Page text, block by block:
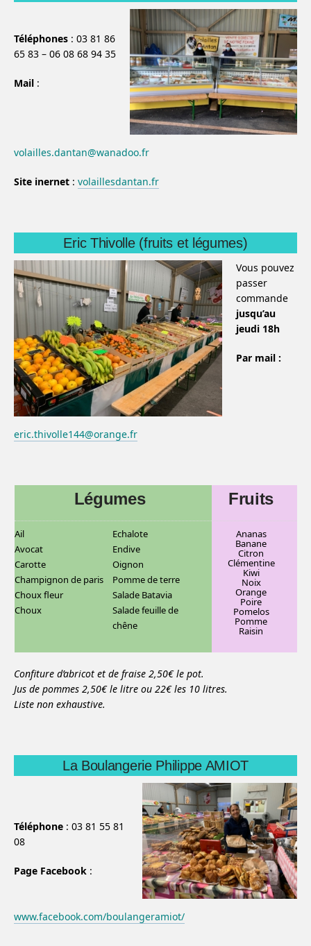
Téléphones : 03 81 86
65 83 – 06 08 68 94 35
Mail :
volailles.dantan@wanadoo.fr
Site inernet : volaillesdantan.fr
Eric Thivolle (fruits et légumes)
Vous pouvez
passer
commande
jusqu’au
jeudi 18h
Par mail :
eric.thivolle144@orange.fr
Légumes Fruits
Ail
Avocat
Carotte
Champignon de paris
Choux fleur
Choux
Echalote
Endive
Oignon
Pomme de terre
Salade Batavia
Salade feuille de
chêne
Ananas
Banane
Citron
Clémentine
Kiwi
Noix
Orange
Poire
Pomelos
Pomme
Raisin
Confiture d’abricot et de fraise 2,50€ le pot.
Jus de pommes 2,50€ le litre ou 22€ les 10 litres.
Liste non exhaustive.
La Boulangerie Philippe AMIOT
Téléphone : 03 81 55 81
08
Page Facebook :
www.facebook.com/boulangeramiot/